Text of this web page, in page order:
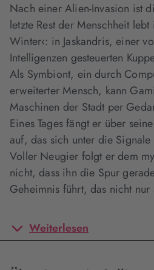
Nach einer Alien-Invasion ist
letzte Rest der Menschheit
Winter‹: in Jaskandris, einer
Intelligenzen gesteuerten
Als Symbiont, ein durch
erweiterter Mensch, kann
Maschinen der Stadt per
Eines Tages fängt er über
auf, das sich unter die
Voller Neugier folgt er dem
nicht, dass ihn die Spur
Geheimnis führt, das nicht
Weiterlesen